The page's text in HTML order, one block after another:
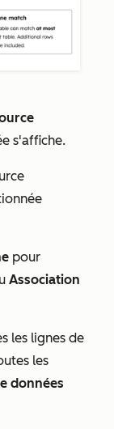
s'affiche.
pour
Association
les lignes de
les
données